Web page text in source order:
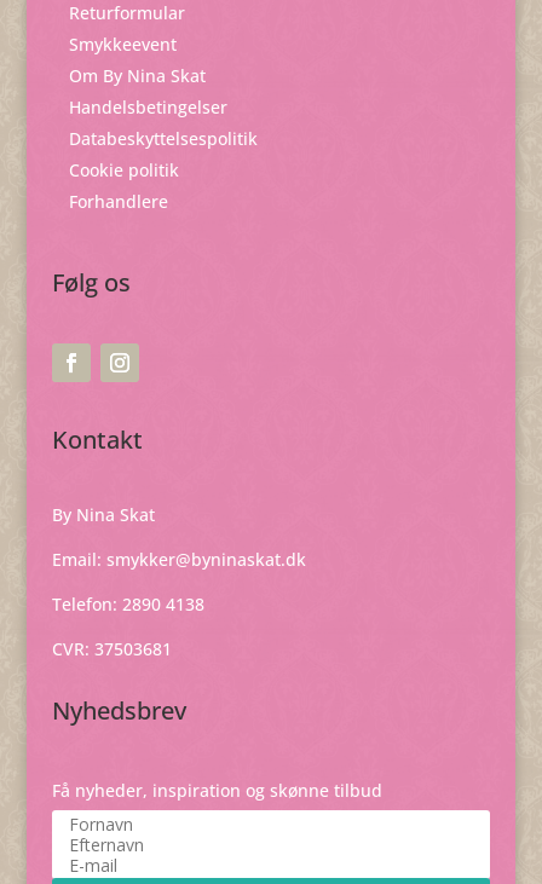
Returformular
Smykkeevent
Om By Nina Skat
Handelsbetingelser
Databeskyttelsespolitik
Cookie politik
Forhandlere
Følg os
Kontakt
By Nina Skat
Email: smykker@byninaskat.dk
Telefon: 2890 4138
CVR: 37503681
Nyhedsbrev
Få nyheder, inspiration og skønne tilbud